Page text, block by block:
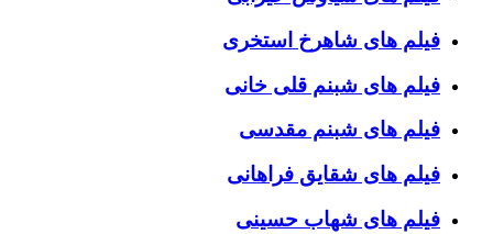
فیلم های شاهرخ استخری
فیلم های شبنم قلی خانی
فیلم های شبنم مقدسی
فیلم های شقایق فراهانی
فیلم های شهاب حسینی